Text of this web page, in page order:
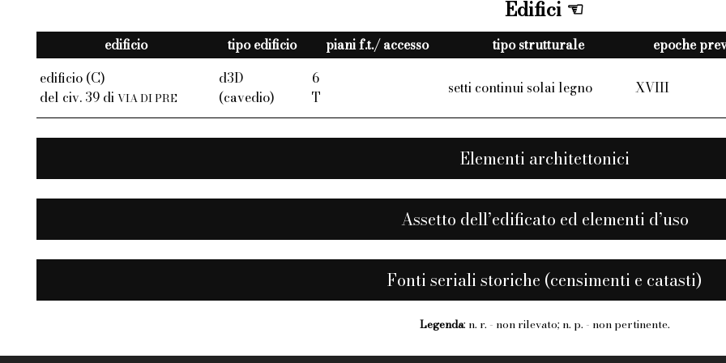
Edifici
edificio tipo edificio piani f.t./ accesso tipo strutturale
epoche
edificio (C)
del civ. 39 di VIA DI PRE
d3D
(cavedio)
6
T
setti continui solai legno XVIII
Elementi architettonici
Assetto dell’edificato ed elementi d’uso
Fonti seriali storiche (censimenti e catasti)
Legenda: n. r. - non rilevato; n. p. - non pertinente.